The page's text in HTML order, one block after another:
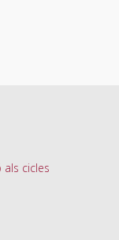
als cicles